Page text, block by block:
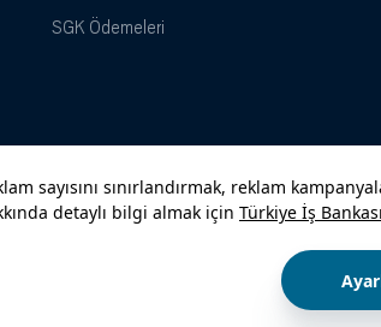
SGK Ödemeleri
Hizmetleri